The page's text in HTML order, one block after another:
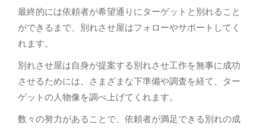
最終的には依頼者が希望通りにターゲットと別れること
ができるまで、別れさせ屋はフォローやサポートしてく
れます。
別れさせ屋は自身が提案する別れさせ工作を無事に成功
させるためには、さまざまな下準備や調査を経て、ター
ゲットの人物像を調べ上げてくれます。
数々の努力があることで、依頼者が満足できる別れの成